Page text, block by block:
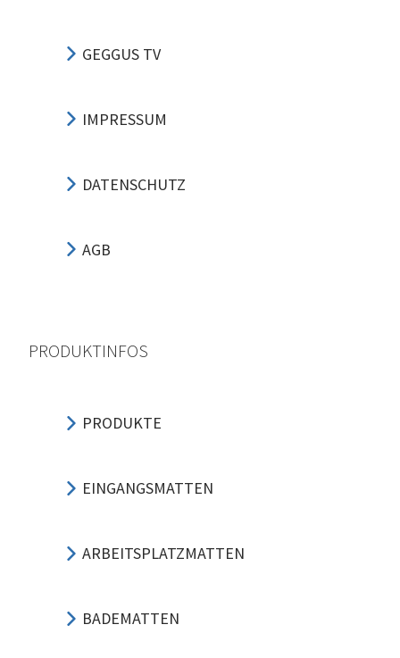
GEGGUS TV
IMPRESSUM
DATENSCHUTZ
AGB
PRODUKTINFOS
PRODUKTE
EINGANGSMATTEN
ARBEITSPLATZMATTEN
BADEMATTEN